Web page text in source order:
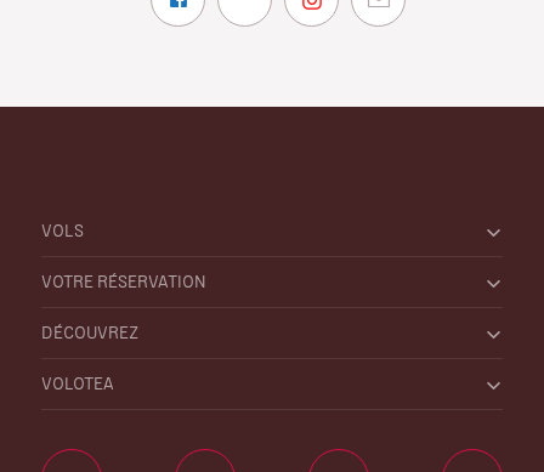
VOLS
VOTRE RÉSERVATION
DÉCOUVREZ
VOLOTEA